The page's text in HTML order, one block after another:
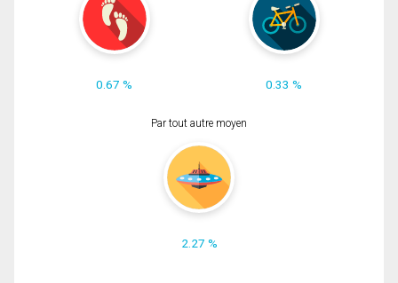
0.67 % 0.33 %
Par tout autre moyen
2.27 %